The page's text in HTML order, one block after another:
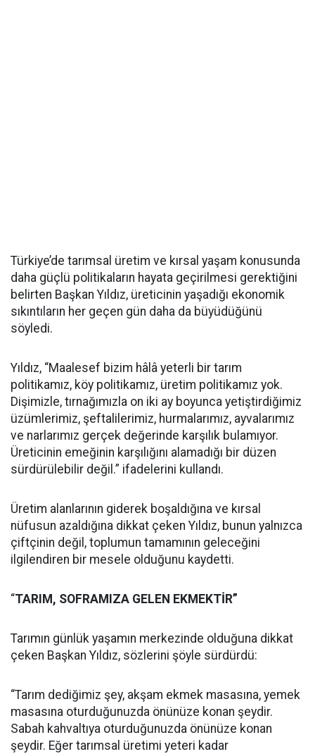
Türkiye’de tarımsal üretim ve kırsal yaşam konusunda
daha güçlü politikaların hayata geçirilmesi gerektiğini
belirten Başkan Yıldız, üreticinin yaşadığı ekonomik
sıkıntıların her geçen gün daha da büyüdüğünü
söyledi.
Yıldız, “Maalesef bizim hâlâ yeterli bir tarım
politikamız, köy politikamız, üretim politikamız yok.
Dişimizle, tırnağımızla on iki ay boyunca yetiştirdiğimiz
üzümlerimiz, şeftalilerimiz, hurmalarımız, ayvalarımız
ve narlarımız gerçek değerinde karşılık bulamıyor.
Üreticinin emeğinin karşılığını alamadığı bir düzen
sürdürülebilir değil.” ifadelerini kullandı.
Üretim alanlarının giderek boşaldığına ve kırsal
nüfusun azaldığına dikkat çeken Yıldız, bunun yalnızca
çiftçinin değil, toplumun tamamının geleceğini
ilgilendiren bir mesele olduğunu kaydetti.
“TARIM, SOFRAMIZA GELEN EKMEKTİR”
Tarımın günlük yaşamın merkezinde olduğuna dikkat
çeken Başkan Yıldız, sözlerini şöyle sürdürdü:
“Tarım dediğimiz şey, akşam ekmek masasına, yemek
masasına oturduğunuzda önünüze konan şeydir.
Sabah kahvaltıya oturduğunuzda önünüze konan
şeydir. Eğer tarımsal üretimi yeteri kadar